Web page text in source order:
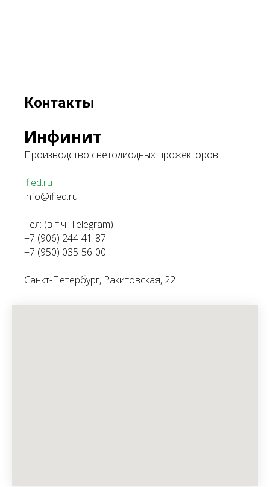
Контакты
Инфинит
Производство светодиодных прожекторов
ifled.ru
info@ifled.ru
Тел: (в т.ч. Telegram)
+7 (906) 244-41-87
+7 (950) 035-56-00
Санкт-Петербург, Ракитовская, 22